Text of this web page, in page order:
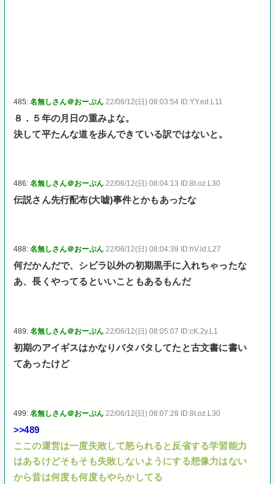
485:名無しさん＠おーぷん 22/06/12(日) 08:03:54 ID:YY.ed.L11
８．５年の月日の重みよな。
決して平たんな道を歩んできている訳ではないと。
486:名無しさん＠おーぷん 22/06/12(日) 08:04:13 ID:8I.oz.L30
伝説さん先行配布(大嘘)事件とかもあったな
488:名無しさん＠おーぷん 22/06/12(日) 08:04:39 ID:hV.ld.L27
何だかんだで、シビラ以外の初期黒手に入れちゃったな
あ、長くやってるといいこともあるもんだ
489:名無しさん＠おーぷん 22/06/12(日) 08:05:07 ID:cK.2y.L1
初期のアイギスはかなりバタバタしてたと古文書に書い
てあったけど
499:名無しさん＠おーぷん 22/06/12(日) 08:07:28 ID:8I.oz.L30
>>489
ここの運営は一度失敗して怒られると反省する学習能力
はあるけどそもそも失敗しないようにする想像力はない
から昔は何度も何度もやらかしてる